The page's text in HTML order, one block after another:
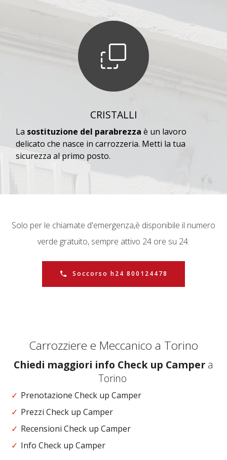
CRISTALLI
La sostituzione del parabrezza è un lavoro
delicato che nasce in carrozzeria. Metti la tua
sicurezza al primo posto.
Solo per le chiamate d'emergenza,è disponibile il numero
verde gratuito, sempre attivo 24 ore su 24:
Soccorso h24 800124478
Carrozziere e Meccanico a Torino
Chiedi maggiori info Check up Camper a
Torino
Prenotazione Check up Camper
Prezzi Check up Camper
Recensioni Check up Camper
Info Check up Camper